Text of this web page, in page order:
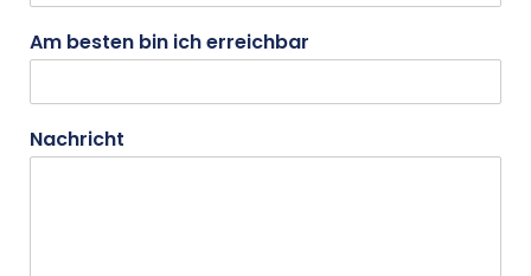
Am besten bin ich erreichbar
Nachricht